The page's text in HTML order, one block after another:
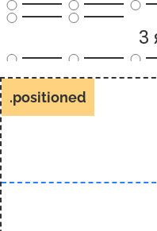
.positioned
3